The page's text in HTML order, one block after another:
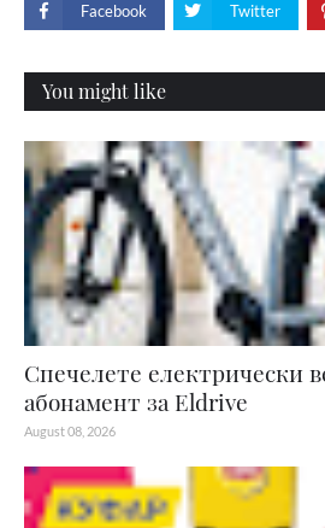
Facebook Twitter
You might like
Спечелете електрически
абонамент за Eldrive
August 08, 2026